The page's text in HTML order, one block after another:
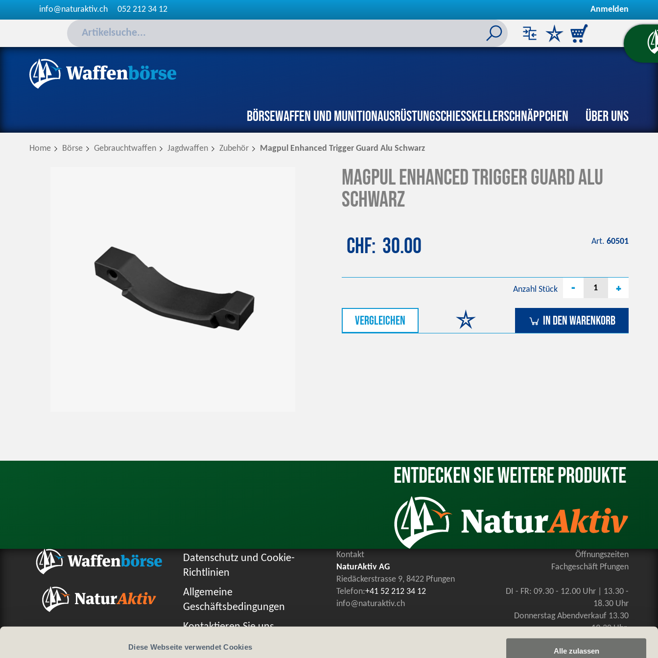
Diese Webseite verwendet Cookies
Alle zulassen
info@naturaktiv.ch 052 212 34 12 Anmelden
BörseWaffen und MunitionAusrüstungSchiesskellerSchnäppchen Über uns
Home Börse Gebrauchtwaffen Jagdwaffen Zubehör Magpul Enhanced Trigger Guard Alu Schwarz
Magpul Enhanced Trigger Guard Alu
Schwarz
CHF 30.00 Art. 60501
vergleichen
Anzahl Stück - +
In den Warenkorb
Entdecken Sie weitere Produkte
Datenschutz und Cookie-
Richtlinien
Allgemeine
Geschäftsbedingungen
Kontaktieren Sie uns
Kontakt
NaturAktiv AG
Riedäckerstrasse 9, 8422 Pfungen
Telefon:+41 52 212 34 12
info@naturaktiv.ch
Öffnungszeiten
Fachgeschäft Pfungen
DI - FR: 09.30 - 12.00 Uhr | 13.30 -
18.30 Uhr
Donnerstag Abendverkauf 13.30
-19.30 Uhr
SA: 09.00 - 16.00 Uhr, durchgehend